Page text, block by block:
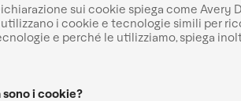
sui cookie spiega come
i cookie e tecnologie simili per
e perché le utilizziamo, spiega
sono i cookie?